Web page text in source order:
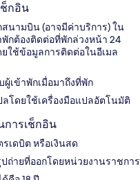
กอิน
นามบิน (อาจมีค่าบริการ) ใน
กต้องติดต่อที่พักล่วงหน้า 24
ใช้ข้อมูลการติดต่อในอีเมล
เข้าพักเมื่อมาถึงที่พัก
โดยใช้เครื่องมือแปลอัตโนมัติ
ารเช็กอิน
เดบิต หรือเงินสด
ถ่ายที่ออกโดยหน่วยงานราชการ